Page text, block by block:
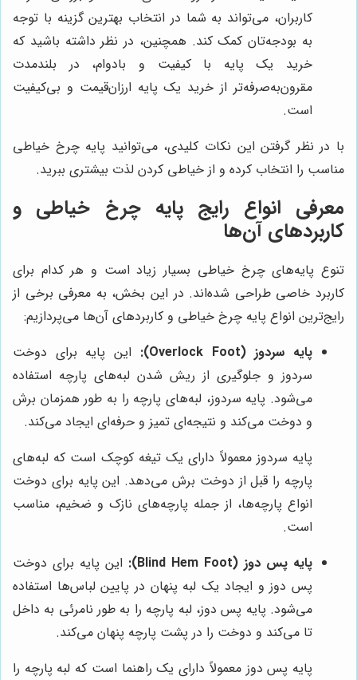
کاربران، می‌تواند به شما در انتخاب بهترین گزینه با توجه
به بودجه‌تان کمک کند. همچنین، در نظر داشته باشید که
خرید یک پایه با کیفیت و بادوام، در بلندمدت
مقرون‌به‌صرفه‌تر از خرید یک پایه ارزان‌قیمت و بی‌کیفیت
است.
با در نظر گرفتن این نکات کلیدی، می‌توانید پایه چرخ خیاطی
مناسب را انتخاب کرده و از خیاطی کردن لذت بیشتری ببرید.
معرفی انواع رایج پایه چرخ خیاطی و
کاربردهای آن‌ها
تنوع پایه‌های چرخ خیاطی بسیار زیاد است و هر کدام برای
کاربرد خاصی طراحی شده‌اند. در این بخش، به معرفی برخی از
رایج‌ترین انواع پایه چرخ خیاطی و کاربردهای آن‌ها می‌پردازیم:
پایه سردوز (Overlock Foot):
این پایه برای دوخت
سردوز و جلوگیری از ریش شدن لبه‌های پارچه استفاده
می‌شود. پایه سردوز، لبه‌های پارچه را به طور همزمان برش
و دوخت می‌کند و نتیجه‌ای تمیز و حرفه‌ای ایجاد می‌کند.
پایه سردوز معمولاً دارای یک تیغه کوچک است که لبه‌های
پارچه را قبل از دوخت برش می‌دهد. این پایه برای دوخت
انواع پارچه‌ها، از جمله پارچه‌های نازک و ضخیم، مناسب
است.
پایه پس دوز (Blind Hem Foot):
این پایه برای دوخت
پس دوز و ایجاد یک لبه پنهان در پایین لباس‌ها استفاده
می‌شود. پایه پس دوز، لبه پارچه را به طور نامرئی به داخل
تا می‌کند و دوخت را در پشت پارچه پنهان می‌کند.
پایه پس دوز معمولاً دارای یک راهنما است که لبه پارچه را